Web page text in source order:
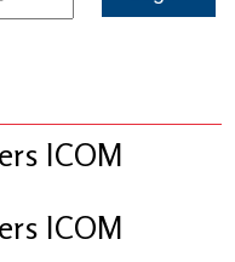
ICOM
ICOM